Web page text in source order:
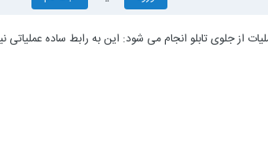
از جلوی تابلو انجام می شود: این به رابط ساده عملیاتی